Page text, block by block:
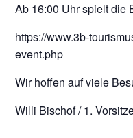
Ab 16:00 Uhr spielt die
https://www.3b-
event.php
Wir hoffen auf viele
Willi Bischof / 1.